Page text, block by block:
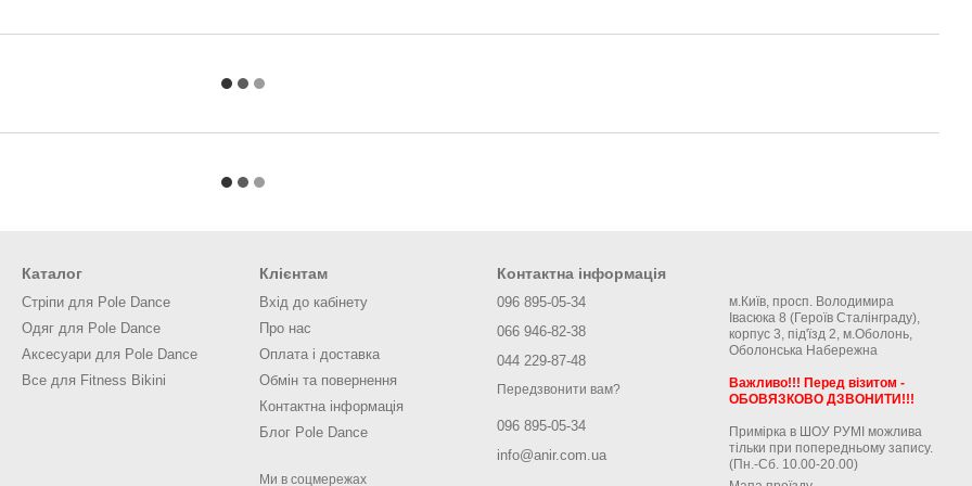
Каталог
Cтріпи для Pole Dance
Одяг для Pole Dance
Аксесуари для Pole Dance
Все для Fitness Bikini
Клієнтам
Вхід до кабінету
Про нас
Оплата і доставка
Обмін та повернення
Контактна інформація
Блог Pole Dance
Ми в соцмережах
Контактна інформація
096 895-05-34
066 946-82-38
044 229-87-48
Передзвонити вам?
096 895-05-34
info@anir.com.ua
м.Київ, просп. Володимира
Івасюка 8 (Героїв Сталінграду),
корпус 3, під'їзд 2, м.Оболонь,
Оболонська Набережна
Важливо!!! Перед візитом -
ОБОВЯЗКОВО ДЗВОНИТИ!!!
Примірка в ШОУ РУМІ можлива
тільки при попередньому запису.
(Пн.-Сб. 10.00-20.00)